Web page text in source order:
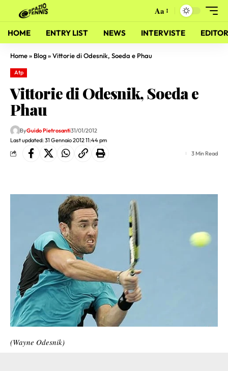
Aa
HOME ENTRY LIST NEWS INTERVISTE
Home» Blog»Vittorie di Odesnik, Soeda e Phau
Atp
Vittorie di Odesnik, Soeda e
Phau
Last updated: 31 Gennaio 2012 11:44 pm
ByGuido Pietrosanti31/01/2012
3 Min Read
(Wayne Odesnik)